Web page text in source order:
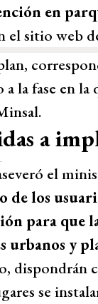
en
el sitio web
a la fase en
a
el
de los
para que
urbanos y
dispondrán
se